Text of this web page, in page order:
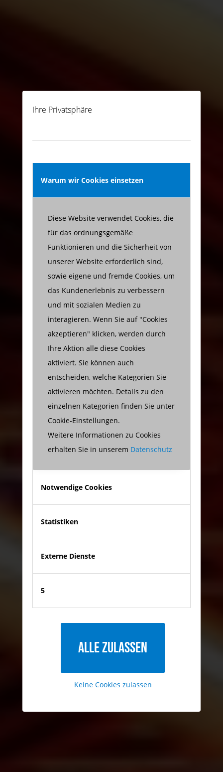
Ihre Privatsphäre
Warum wir Cookies einsetzen
Diese Website verwendet Cookies, die
für das ordnungsgemäße
Funktionieren und die Sicherheit von
unserer Website erforderlich sind,
sowie eigene und fremde Cookies, um
das Kundenerlebnis zu verbessern
und mit sozialen Medien zu
interagieren. Wenn Sie auf "Cookies
akzeptieren" klicken, werden durch
Ihre Aktion alle diese Cookies
aktiviert. Sie können auch
entscheiden, welche Kategorien Sie
aktivieren möchten. Details zu den
einzelnen Kategorien finden Sie unter
Cookie-Einstellungen.
Weitere Informationen zu Cookies
erhalten Sie in unserem Datenschutz
Notwendige Cookies
Statistiken
Externe Dienste
5
Alle zulassen
Keine Cookies zulassen